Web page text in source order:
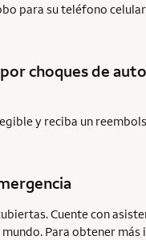
para su teléfono
choques de
y reciba un
Cuente con
Para obtener más